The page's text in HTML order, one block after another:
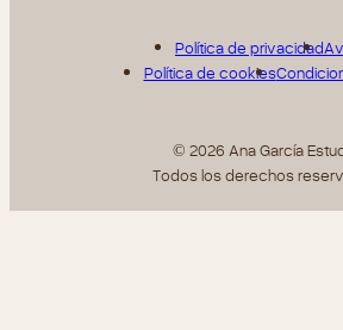
Política de privacidad
Política de cookies
© 2026 Ana García
Todos los derechos